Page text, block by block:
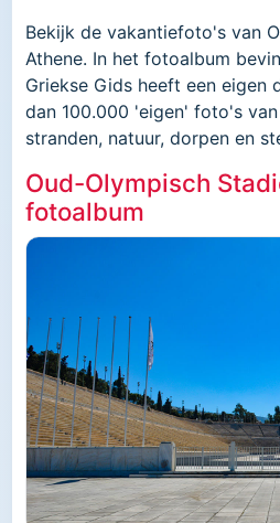
Bekijk de vakantiefoto's van
Athene. In het fotoalbum
Griekse Gids heeft een eigen
dan 100.000 'eigen' foto's
stranden, natuur, dorpen en
Oud-Olympisch
fotoalbum